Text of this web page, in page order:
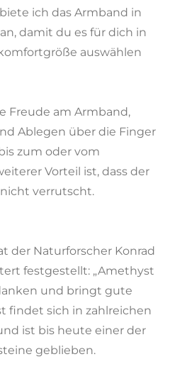
ich das Armband in
damit du es für dich in
auswählen
Freude am Armband,
Ablegen über die Finger
zum oder vom
Vorteil ist, dass der
verrutscht.
der Naturforscher Konrad
festgestellt: „Amethyst
und bringt gute
findet sich in zahlreichen
ist bis heute einer der
geblieben.